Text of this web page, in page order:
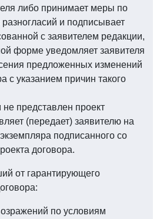
либо принимает меры по
и подписывает
с заявителем редакции,
форме уведомляет заявителя
предложенных изменений
с указанием причин такого
не представлен проект
(передает) заявителю на
подписанного со
договора.
от гарантирующего
по условиям